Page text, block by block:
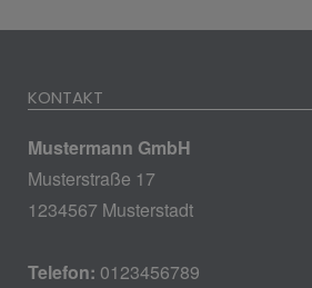
KONTAKT
Mustermann GmbH
Musterstraße 17
1234567 Musterstadt
Telefon: 0123456789